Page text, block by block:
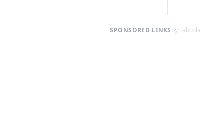
SPONSORED LINKSby Taboola